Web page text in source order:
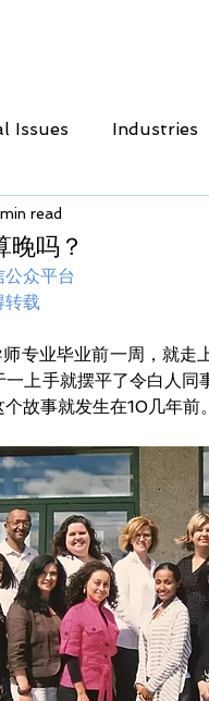
Issues Industries
吗？
read
众平台
转载
专业毕业前一周，就走
上手就摆平了令白人
故事就发生在10几年前。